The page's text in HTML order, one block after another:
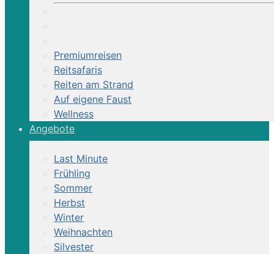
Premiumreisen
Reitsafaris
Reiten am Strand
Auf eigene Faust
Wellness
Angebote
Last Minute
Frühling
Sommer
Herbst
Winter
Weihnachten
Silvester